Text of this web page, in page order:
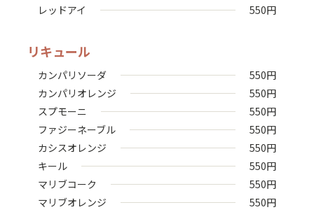
レッドアイ 550円
リキュール
カンパリソーダ 550円
カンパリオレンジ
550円
スプモーニ
550円
ファジーネーブル
550円
カシスオレンジ
550円
キール
550円
マリブコーク
550円
マリブオレンジ
550円